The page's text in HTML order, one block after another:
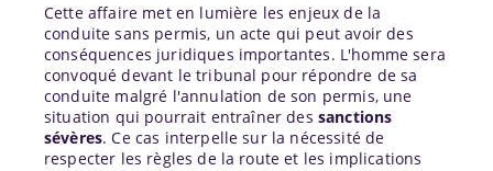
Cette affaire met en lumière les enjeux de la
conduite sans permis, un acte qui peut avoir des
conséquences juridiques importantes. L'homme sera
convoqué devant le tribunal pour répondre de sa
conduite malgré l'annulation de son permis, une
situation qui pourrait entraîner des sanctions
sévères. Ce cas interpelle sur la nécessité de
respecter les règles de la route et les implications